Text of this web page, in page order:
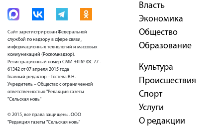
Сайт зарегистрирован Федеральной
службой по надзору в сфере связи,
информационных технологий и массовых
коммуникаций (Роскомнадзор).
Регистрационный номер СМИ ЭЛ № ФС 77 -
61342 от 07 апреля 2015 года
Главный редактор – Гостева В.Н.
Учредитель – Общество с ограниченной
ответственностью "Редакция газеты
"Сельская новь"
© 2015, все права защищены. ООО
"Редакция газеты "Сельская новь"
Власть
Экономика
Общество
Образование
Культура
Проиcшествия
Спорт
Услуги
О редакции